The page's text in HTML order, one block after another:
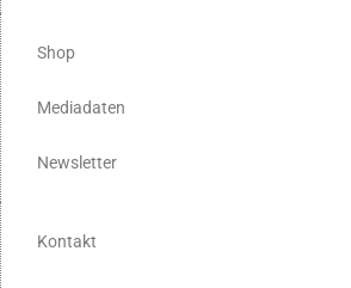
Shop
Mediadaten
Newsletter
Kontakt